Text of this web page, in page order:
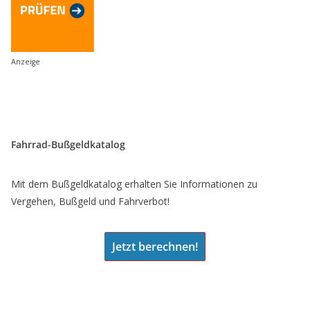
Anzeige
Fahrrad-Bußgeldkatalog
Mit dem Bußgeldkatalog erhalten Sie Informationen zu
Vergehen, Bußgeld und Fahrverbot!
Jetzt berechnen!